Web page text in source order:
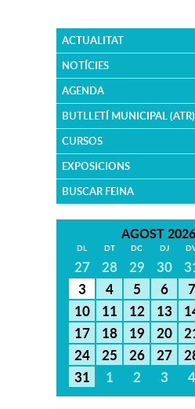
ACTUALITAT
NOTÍCIES
AGENDA
BUTLLETÍ MUNICIPAL (ATR)
CURSOS
EXPOSICIONS
BUSCAR FEINA
AGOST 2026
DL DT DC DJ
27 28 29 30
3
4 5 6 7
10
11 12 13
17
18 19 20
24
25 26 27
31
1 2 3 4